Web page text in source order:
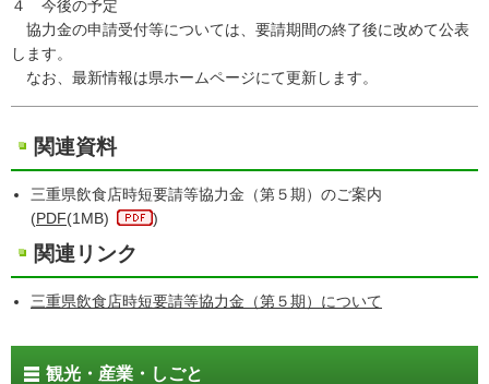
４ 今後の予定
協力金の申請受付等については、要請期間の終了後に改めて公表
します。
なお、最新情報は県ホームページにて更新します。
関連資料
三重県飲食店時短要請等協力金（第５期）のご案内
(PDF(1MB) )
関連リンク
三重県飲食店時短要請等協力金（第５期）について
観光・産業・しごと